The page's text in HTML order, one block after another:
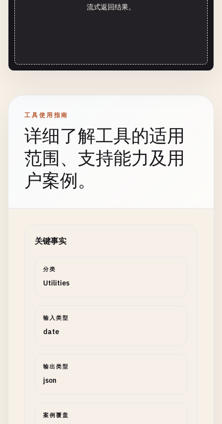
流式返回结果。
工具使用指南
详细了解工具的适用
范围、支持能力及用
户案例。
关键事实
分类
Utilities
输入类型
date
输出类型
json
案例覆盖